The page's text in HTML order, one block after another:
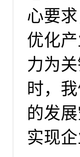
心要
优化
力为
时，
的发
实现